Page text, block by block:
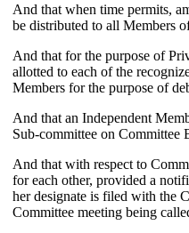
And that when time permits,
be distributed to all Members
And that for the purpose of
allotted to each of the
Members for the purpose of
And that an Independent
Sub-committee on Committee
And that with respect to
for each other, provided a
her designate is filed with the
Committee meeting being